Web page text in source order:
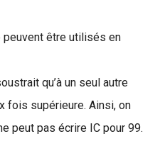
peuvent être utilisés en
qu’à un seul autre
fois supérieure. Ainsi, on
peut pas écrire IC pour 99.